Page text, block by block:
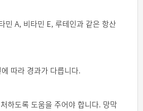
민 A, 비타민 E, 루테인과 같은 항산
따라 경과가 다릅니다.
하도록 도움을 주어야 합니다. 망막